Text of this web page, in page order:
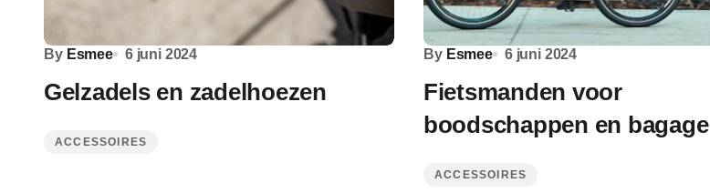
By Esmee 6 juni 2024
Gelzadels en zadelhoezen
ACCESSOIRES
By Esmee 6 juni 2024
Fietsmanden voor
boodschappen en bagage
ACCESSOIRES